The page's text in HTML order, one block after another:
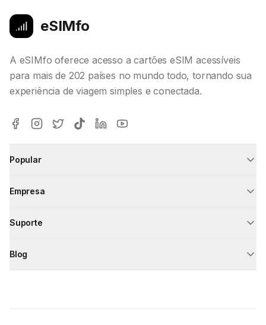
eSIMfo
A eSIMfo oferece acesso a cartões eSIM acessíveis
para mais de 202 países no mundo todo, tornando sua
experiência de viagem simples e conectada.
Popular
Empresa
Suporte
Blog